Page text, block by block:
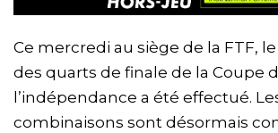
Ce mercredi au siège de la FTF,
des quarts de finale de la Coupe
l’indépendance a été effectué.
combinaisons sont désormais